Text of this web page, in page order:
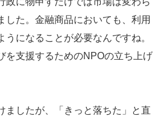
した。金融商品においても、利用
になることが必要なんですね。
を支援するためのNPOの立ち上げ
ましたが、「きっと落ちた」と直